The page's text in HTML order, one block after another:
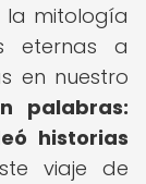
la mitología
eternas a
en nuestro
palabras:
historias
viaje de